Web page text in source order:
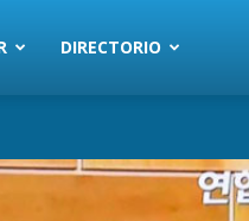
DIRECTORIO